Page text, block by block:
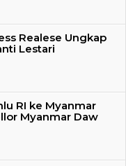
Realese Ungkap
Lestari
RI ke Myanmar
Myanmar Daw